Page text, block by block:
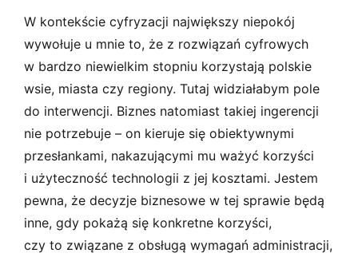
W kontekście cyfryzacji największy niepokój
wywołuje u mnie to, że z rozwiązań cyfrowych
w bardzo niewielkim stopniu korzystają polskie
wsie, miasta czy regiony. Tutaj widziałabym pole
do interwencji. Biznes natomiast takiej ingerencji
nie potrzebuje – on kieruje się obiektywnymi
przesłankami, nakazującymi mu ważyć korzyści
i użyteczność technologii z jej kosztami. Jestem
pewna, że decyzje biznesowe w tej sprawie będą
inne, gdy pokażą się konkretne korzyści,
czy to związane z obsługą wymagań administracji,